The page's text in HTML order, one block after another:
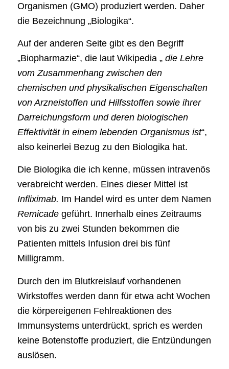
Organismen (GMO) produziert werden. Daher
die Bezeichnung „Biologika“.
Auf der anderen Seite gibt es den Begriff
„Biopharmazie“, die laut Wikipedia „die Lehre
vom Zusammenhang zwischen den
chemischen und physikalischen Eigenschaften
von Arzneistoffen und Hilfsstoffen sowie ihrer
Darreichungsform und deren biologischen
Effektivität in einem lebenden Organismus ist“,
also keinerlei Bezug zu den Biologika hat.
Die Biologika die ich kenne, müssen intravenös
verabreicht werden. Eines dieser Mittel ist
Infliximab. Im Handel wird es unter dem Namen
Remicadegeführt. Innerhalb eines Zeitraums
von bis zu zwei Stunden bekommen die
Patienten mittels Infusion drei bis fünf
Milligramm.
Durch den im Blutkreislauf vorhandenen
Wirkstoffes werden dann für etwa acht Wochen
die körpereigenen Fehlreaktionen des
Immunsystems unterdrückt, sprich es werden
keine Botenstoffe produziert, die Entzündungen
auslösen.